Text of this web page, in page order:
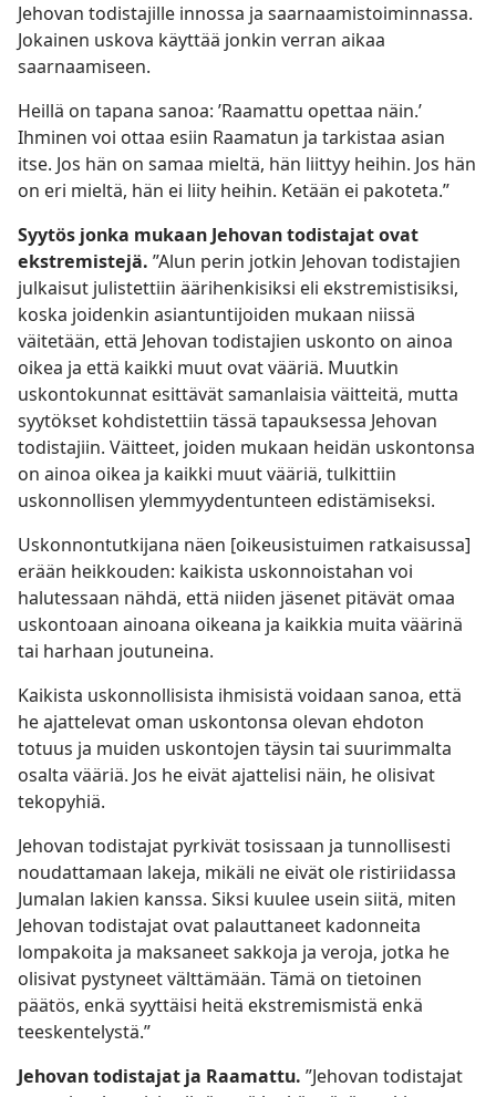
Jehovan todistajille innossa ja saarnaamistoiminnassa.
Jokainen uskova käyttää jonkin verran aikaa
saarnaamiseen.
Heillä on tapana sanoa: ’Raamattu opettaa näin.’
Ihminen voi ottaa esiin Raamatun ja tarkistaa asian
itse. Jos hän on samaa mieltä, hän liittyy heihin. Jos hän
on eri mieltä, hän ei liity heihin. Ketään ei pakoteta.”
Syytös jonka mukaan Jehovan todistajat ovat
ekstremistejä. ”Alun perin jotkin Jehovan todistajien
julkaisut julistettiin äärihenkisiksi eli ekstremistisiksi,
koska joidenkin asiantuntijoiden mukaan niissä
väitetään, että Jehovan todistajien uskonto on ainoa
oikea ja että kaikki muut ovat vääriä. Muutkin
uskontokunnat esittävät samanlaisia väitteitä, mutta
syytökset kohdistettiin tässä tapauksessa Jehovan
todistajiin. Väitteet, joiden mukaan heidän uskontonsa
on ainoa oikea ja kaikki muut vääriä, tulkittiin
uskonnollisen ylemmyydentunteen edistämiseksi.
Uskonnontutkijana näen [oikeusistuimen ratkaisussa]
erään heikkouden: kaikista uskonnoistahan voi
halutessaan nähdä, että niiden jäsenet pitävät omaa
uskontoaan ainoana oikeana ja kaikkia muita väärinä
tai harhaan joutuneina.
Kaikista uskonnollisista ihmisistä voidaan sanoa, että
he ajattelevat oman uskontonsa olevan ehdoton
totuus ja muiden uskontojen täysin tai suurimmalta
osalta vääriä. Jos he eivät ajattelisi näin, he olisivat
tekopyhiä.
Jehovan todistajat pyrkivät tosissaan ja tunnollisesti
noudattamaan lakeja, mikäli ne eivät ole ristiriidassa
Jumalan lakien kanssa. Siksi kuulee usein siitä, miten
Jehovan todistajat ovat palauttaneet kadonneita
lompakoita ja maksaneet sakkoja ja veroja, jotka he
olisivat pystyneet välttämään. Tämä on tietoinen
päätös, enkä syyttäisi heitä ekstremismistä enkä
teeskentelystä.”
Jehovan todistajat ja Raamattu. ”Jehovan todistajat